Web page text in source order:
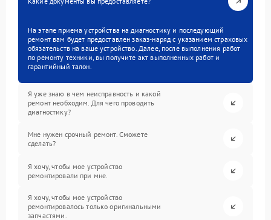
На этапе приема устройства на диагностику и последующий
ремонт вам будет предоставлен заказ-наряд с указанием страховых
обязательств на ваше устройство. Далее, после выполнения работ
по ремонту техники, вы получите акт выполненных работ и
гарантийный талон.
Я уже знаю в чем неисправность и какой
ремонт необходим. Для чего проводить
диагностику?
Мне нужен срочный ремонт. Сможете
сделать?
Я хочу, чтобы мое устройство
ремонтировали при мне.
Я хочу, чтобы мое устройство
ремонтировалось только оригинальными
запчастями.